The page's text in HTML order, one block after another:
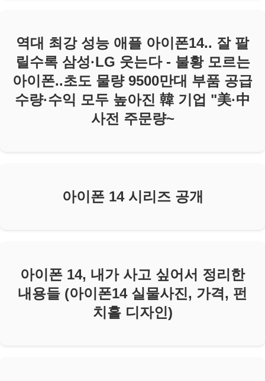
역대 최강 성능 애플 아이폰14.. 잘 팔
릴수록 삼성·LG 웃는다 - 불황 모르는
아이폰..초도 물량 9500만대 부품 공급
수량·수익 모두 높아진 韓 기업 "美·中
사전 주문량~
아이폰 14 시리즈 공개
아이폰 14, 내가 사고 싶어서 정리한
내용들 (아이폰14 실물사진, 가격, 펀
치홀 디자인)